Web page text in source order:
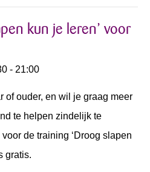
kun je leren’ voor
- 21:00
of ouder, en wil je graag meer
te helpen zindelijk te
de training ‘Droog slapen
gratis.